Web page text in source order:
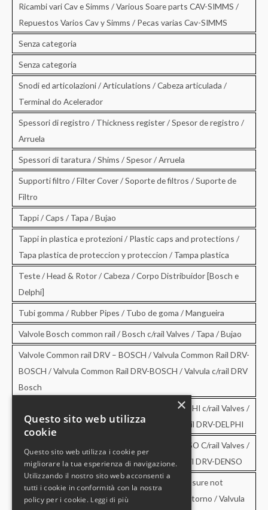
Ricambi vari Cav e Simms / Various Soare parts CAV-SIMMS /
Repuestos Varios Cav y Simms / Pecas varias Cav-SIMMS
Senza categoria
Senza categoria
Snodi ed articolazioni / Articulations / Cabeza articulada /
Terminal do Acelerador
Spessori di registro / Thickness register / Spesor de registro /
Arruela
Spessori di taratura / Shims / Spesor / Arruela
Supporti filtro / Filter Cover / Soporte de filtros / Suporte de
Filtro
Tappi / Caps / Tapa / Bujao
Tappi in plastica e protezioni / Plastic caps and protections /
Tapa plastica de proteccion y proteccion / Tampa plastica
Teste / Head & Rotor / Cabeza / Corpo Distribuidor [Bosch e
Delphi]
Tubi gomma / Rubber Pipes / Tubo de goma / Mangueira
Valvole Bosch common rail / Bosch c/rail Valves / Tapa / Bujao
Valvole Common rail DRV – BOSCH / Valvula Common Rail DRV-
BOSCH / Valvula Common Rail DRV-BOSCH / Valvula c/rail DRV
Bosch
Valvole Common rail DRV – DELPHI / DRV-DELPHI c/rail Valves /
Valvula Common Rail DRV-DELPHI / Valvula c/rail DRV-DELPHI
Valvole Common rail DRV – DENSO / DRV-DENSO C/rail Valves /
Valvula Common Rail DRV-DENSO / Valvula c/rail DRV-DENSO
Valvole di sovrapressione e di non ritorno / Pressure not
retourn Valves / Valvula de sobrepresion y no retorno / Valvula
×
Questo sito web utilizza
cookie
Questo sito web utilizza i cookie per
migliorare la tua esperienza di navigazione.
Utilizzando il nostro sito web acconsenti a
tutti i cookie in conformità con la nostra
policy per i cookie. Leggi di più